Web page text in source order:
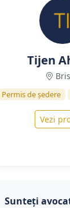
Tijen
Permis de ședere
Vezi
Sunteți